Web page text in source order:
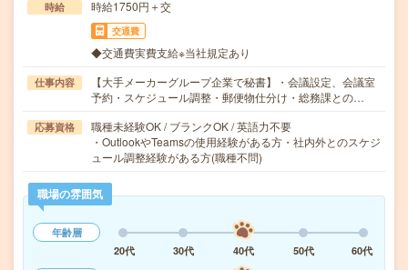
時給 時給1750円＋交
交通費
◆交通費実費支給※当社規定あり
仕事内容
【大手メーカーグループ企業で秘書】・会議設定、会議室
予約・スケジュール調整・郵便物仕分け・総務課との…
応募資格
職種未経験OK / ブランクOK / 英語力不要
・OutlookやTeamsの使用経験がある方・社内外とのスケジ
ュール調整経験がある方(職種不問)
職場の雰囲気
年齢層
20代
30代 40代 50代
60代